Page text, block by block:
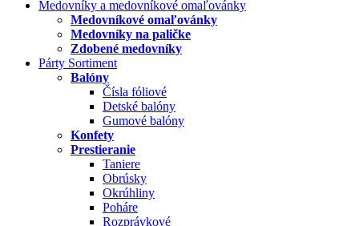
Medovníky a medovníkové omaľovánky
Medovníkové omaľovánky
Medovníky na paličke
Zdobené medovníky
Párty Sortiment
Balóny
Čísla fóliové
Detské balóny
Gumové balóny
Konfety
Prestieranie
Taniere
Obrúsky
Okrúhliny
Poháre
Rozprávkové